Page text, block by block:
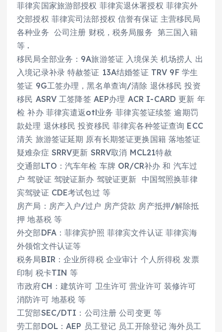
菲律宾国家旅游部授权 菲律宾退休署授权 菲律宾外
交部授权 菲律宾司法部授权 信誉有保证 主营移民局
各种业务 公司注册 财税，税务局服务 第三国入籍
等 .
移民局全部业务：9A旅游签证 入境保关 机场捞人 出
入境记录补录 特赦签证 13A结婚签证 TRV 9F 学生
签证 9G工签办理，黑名单查询/清除 退休移民 投资
移民 ASRV 工签降签 AEP办理 ACR I-CARD 更新 年
检 补办 菲律宾遣返otl业务 菲律宾签证续签 逾期罚
款处理 退休移民 投资移民 菲律宾各种签证查询 ECC
清关 旅游签证延期 原有长期签证更换国籍 落地签证
疑难杂症 SRRV更新 SRRV取消 MCL21特赦
交通部LTO：汽车年检 车牌 OR/CR补办 和 汽车过
户 驾驶证 驾驶证新办 驾驶证更新 中国驾照换菲律
宾驾驶证 CDE考试包过 等
房产局：房产入户/过户 房产贷款 房产抵押/解除抵
押 地基税 等
外交部DFA：菲律宾护照 菲律宾文件认证 菲律宾海
外领馆文件认证等
税务局BIR：企业所得税 企业审计 个人所得税 发票
印制 税卡TIN 等
市政府CH：建筑许可 卫生许可 营业许可 装修许可
消防许可 地基税 等
工贸部SEC/DTI：公司注册 公司变更 等
劳工部DOL：AEP 员工登记 员工开除登记 海外员工